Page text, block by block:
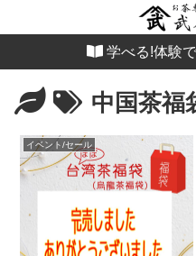
学べる!体験
中国茶福
イベント/セール